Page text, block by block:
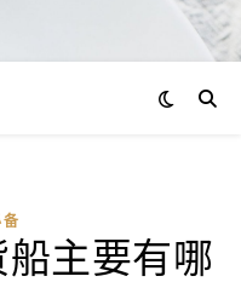
主要有哪